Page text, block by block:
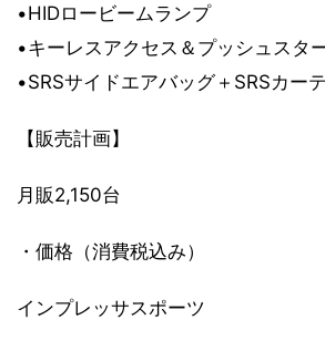
•HIDロービームランプ
•キーレスアクセス＆プッシュスタ
•SRSサイドエアバッグ＋SRSカー
【販売計画】
月販2,150台
・価格（消費税込み）
インプレッサスポーツ